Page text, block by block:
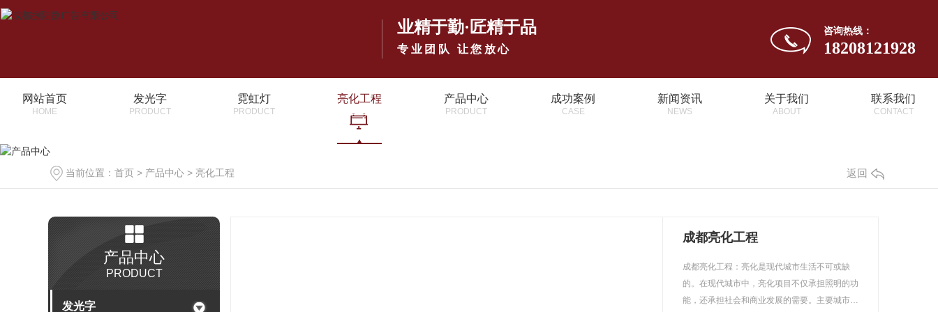
业精于勤·匠精于品
专业团队 让您放心
咨询热线：
18208121928
网站首页
HOME
发光字
PRODUCT
霓虹灯
PRODUCT
亮化工程 产品中心
PRODUCT
成功案例
CASE
新闻资讯
NEWS
关于我们
ABOUT
联系我们
CONTACT
当前位置： 首页 > 产品中心 > 亮化工程 返回
产品中心
PRODUCT
发光字
成都亮化工程
成都亮化工程：亮化是现代城市生活不可或缺
的。在现代城市中，亮化项目不仅承担照明的功
能，还承担社会和商业发展的需要。主要城市…